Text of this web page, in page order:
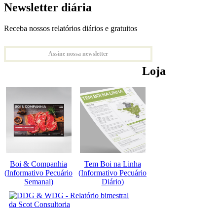
Newsletter diária
Receba nossos relatórios diários e gratuitos
Assine nossa newsletter
Loja
Boi & Companhia
(Informativo Pecuário
Semanal)
Tem Boi na Linha
(Informativo Pecuário
Diário)